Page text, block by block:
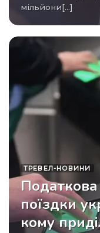
мільйони[...]
ТРЕВЕЛ-НОВИНИ
поїздки
кому